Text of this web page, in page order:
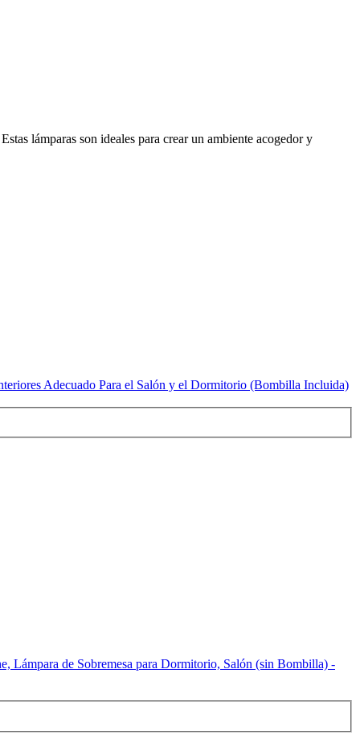
lámparas son ideales para crear un ambiente acogedor y
Adecuado Para el Salón y el Dormitorio (Bombilla Incluida)
Lámpara de Sobremesa para Dormitorio, Salón (sin Bombilla) -